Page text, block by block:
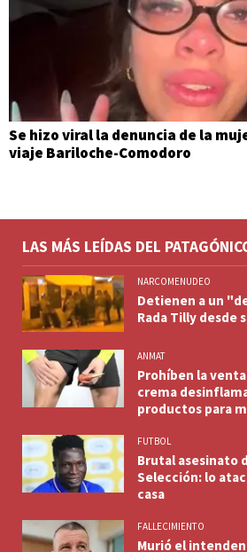
Se hizo viral la denuncia de la
viaje Bariloche-Comodoro
LAS MÁS LEÍDAS DEL
NARCOMENUDEO
Detienen a un
Rada Tilly desde
ANMAT
Prohíben la
crema
productos para
FUTBOL
Brutal asesinato
Selección: lo
casa
FALLECIMIENTO
Murió el